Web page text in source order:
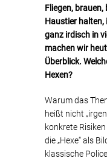
Fliegen, brauen,
Haustier halten,
ganz irdisch in
machen wir
Überblick.
Hexen?
Warum das
heißt nicht
konkrete
die „Hexe“ als
klassische